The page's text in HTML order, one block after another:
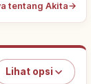
tentang Akita→
Lihat opsi